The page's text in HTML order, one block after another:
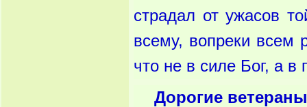
страдал от ужасов
всему, вопреки всем
что не в силе Бог, а в
Дорогие